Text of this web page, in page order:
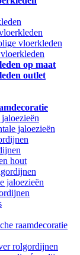
vloerkleden
op maat
outlet
jaloezieën
hout
jaloezieën
raamdecoratie
rolgordijnen